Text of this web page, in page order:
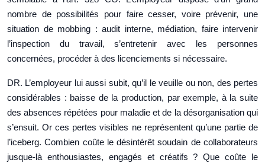
nombre de possibilités pour faire cesser, voire prévenir, une
situation de mobbing : audit interne, médiation, faire intervenir
l’inspection du travail, s’entretenir avec les personnes
concernées, procéder à des licenciements si nécessaire.
DR. L’employeur lui aussi subit, qu’il le veuille ou non, des pertes
considérables : baisse de la production, par exemple, à la suite
des absences répétées pour maladie et de la désorganisation qui
s’ensuit. Or ces pertes visibles ne représentent qu’une partie de
l’iceberg. Combien coûte le désintérêt soudain de collaborateurs
jusque-là enthousiastes, engagés et créatifs ? Que coûte le